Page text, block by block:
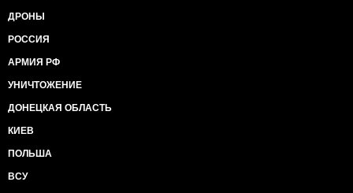
ДРОНЫ
РОССИЯ
АРМИЯ РФ
УНИЧТОЖЕНИЕ
ДОНЕЦКАЯ ОБЛАСТЬ
КИЕВ
ПОЛЬША
ВСУ